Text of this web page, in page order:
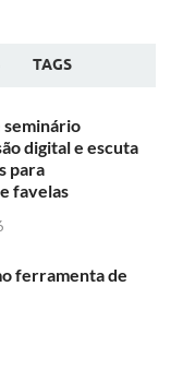
TAGS
seminário
digital e escuta
para
favelas
ferramenta de